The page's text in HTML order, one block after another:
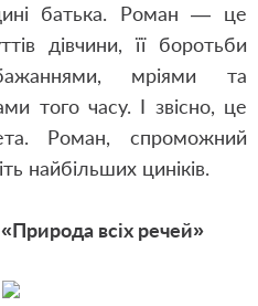
батька. Роман — це
дівчини, її боротьби
мріями та
того часу. І звісно, це
Роман, спроможний
найбільших циніків.
всіх речей»